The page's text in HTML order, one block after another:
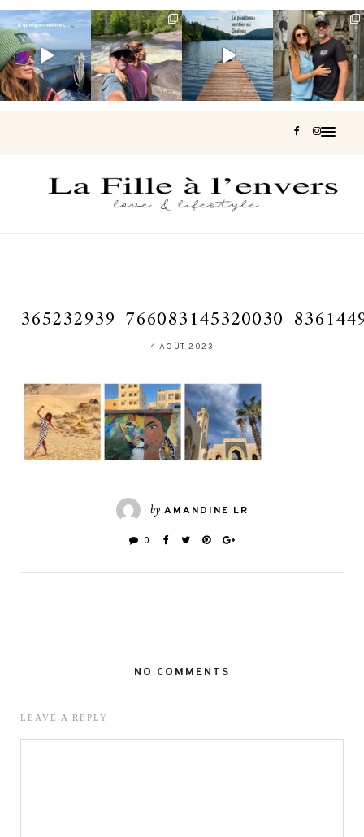
Voir une baleine
en photo, c’est
impressionnant
🐋...
Les Laurentides,
le Québec
version nature.
...
Et si je te disais
qu’il existe un
sentier où tu...
127 37
Montréal, une
très belle
surprise 🇨🇦
446
4 AOÛT 2023
by AMANDINE LR
0
NO COMMENTS
LEAVE A REPLY